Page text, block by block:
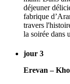
déjeuner
fabrique
travers
la soirée dans
jour 3
Erevan –